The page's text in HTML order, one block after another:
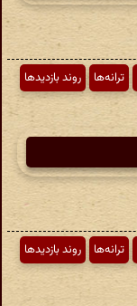
ترانه‌ها
روند بازدیدها
ترانه‌ها
روند بازدیدها